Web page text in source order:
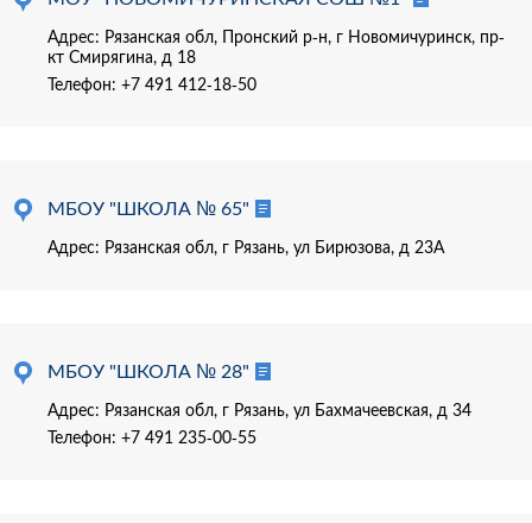
Адрес: Рязанская обл, Пронский р-н, г Новомичуринск, пр-
кт Смирягина, д 18
Телефон: +7 491 412-18-50
МБОУ "ШКОЛА № 65"
Адрес: Рязанская обл, г Рязань, ул Бирюзова, д 23А
МБОУ "ШКОЛА № 28"
Адрес: Рязанская обл, г Рязань, ул Бахмачеевская, д 34
Телефон: +7 491 235-00-55